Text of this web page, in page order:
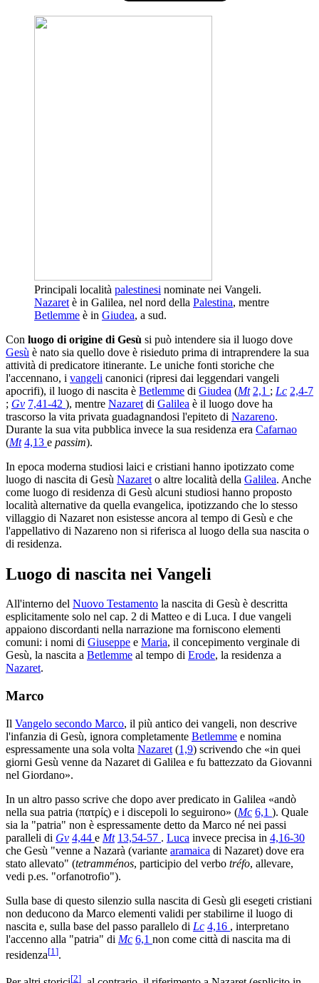
Principali località palestinesi nominate nei Vangeli.
Nazaret è in Galilea, nel nord della Palestina, mentre
Betlemme è in Giudea, a sud.
Con luogo di origine di Gesù si può intendere sia il luogo dove
Gesù è nato sia quello dove è risieduto prima di intraprendere la sua
attività di predicatore itinerante. Le uniche fonti storiche che
l'accennano, i vangeli canonici (ripresi dai leggendari vangeli
apocrifi), il luogo di nascita è Betlemme di Giudea (Mt 2,1 ; Lc 2,4-7
; Gv 7,41-42 ), mentre Nazaret di Galilea è il luogo dove ha
trascorso la vita privata guadagnandosi l'epiteto di Nazareno.
Durante la sua vita pubblica invece la sua residenza era Cafarnao
(Mt 4,13 e passim).
In epoca moderna studiosi laici e cristiani hanno ipotizzato come
luogo di nascita di Gesù Nazaret o altre località della Galilea. Anche
come luogo di residenza di Gesù alcuni studiosi hanno proposto
località alternative da quella evangelica, ipotizzando che lo stesso
villaggio di Nazaret non esistesse ancora al tempo di Gesù e che
l'appellativo di Nazareno non si riferisca al luogo della sua nascita o
di residenza.
Luogo di nascita nei Vangeli
All'interno del Nuovo Testamento la nascita di Gesù è descritta
esplicitamente solo nel cap. 2 di Matteo e di Luca. I due vangeli
appaiono discordanti nella narrazione ma forniscono elementi
comuni: i nomi di Giuseppe e Maria, il concepimento verginale di
Gesù, la nascita a Betlemme al tempo di Erode, la residenza a
Nazaret.
Marco
Il Vangelo secondo Marco, il più antico dei vangeli, non descrive
l'infanzia di Gesù, ignora completamente Betlemme e nomina
espressamente una sola volta Nazaret (1,9) scrivendo che «in quei
giorni Gesù venne da Nazaret di Galilea e fu battezzato da Giovanni
nel Giordano».
In un altro passo scrive che dopo aver predicato in Galilea «andò
nella sua patria (πατρίς) e i discepoli lo seguirono» (Mc 6,1 ). Quale
sia la "patria" non è espressamente detto da Marco né nei passi
paralleli di Gv 4,44 e Mt 13,54-57 . Luca invece precisa in 4,16-30
che Gesù "venne a Nazarà (variante aramaica di Nazaret) dove era
stato allevato" (tetramménos, participio del verbo tréfo, allevare,
vedi p.es. "orfanotrofio").
Sulla base di questo silenzio sulla nascita di Gesù gli esegeti cristiani
non deducono da Marco elementi validi per stabilirne il luogo di
nascita e, sulla base del passo parallelo di Lc 4,16 , interpretano
l'accenno alla "patria" di Mc 6,1 non come città di nascita ma di
residenza[1 ].
[2]